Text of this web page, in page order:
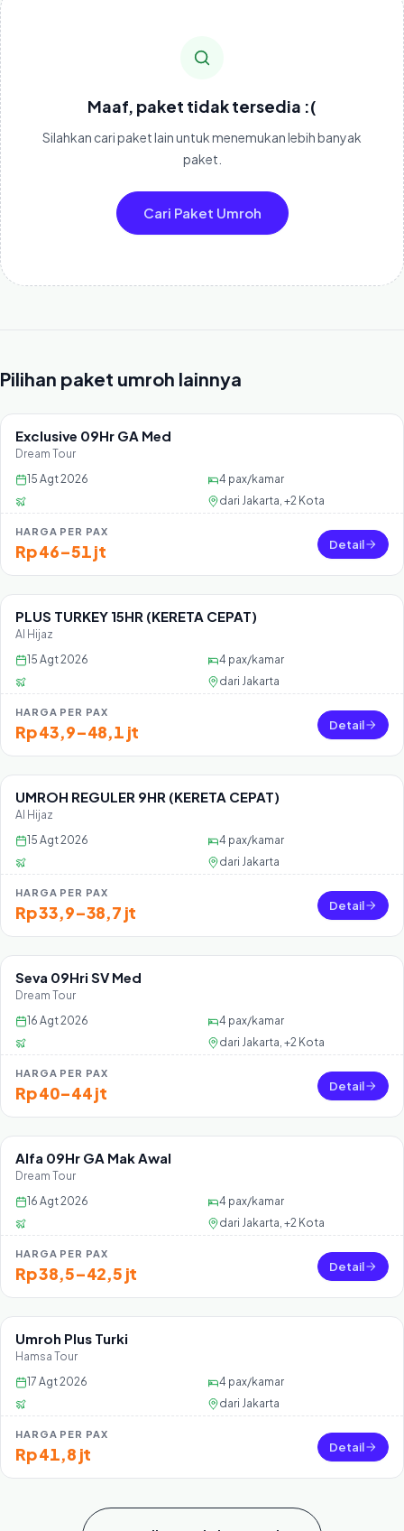
Maaf, paket tidak tersedia :(
Silahkan cari paket lain untuk menemukan lebih banyak
paket.
Cari Paket Umroh
Pilihan paket umroh lainnya
Sisa 36 seat
Exclusive 09Hr GA Med
Dream Tour
15 Agt 2026
4 pax/kamar
dari Jakarta, +2 Kota
HARGA PER PAX
Rp 46–51 jt Detail
Sisa 13 seat
PLUS TURKEY 15HR (KERETA CEPAT)
Al Hijaz
15 Agt 2026
4 pax/kamar
dari Jakarta
HARGA PER PAX
Rp 43,9–48,1 jt Detail
Sisa 1 seat
UMROH REGULER 9HR (KERETA CEPAT)
Al Hijaz
15 Agt 2026
4 pax/kamar
dari Jakarta
HARGA PER PAX
Rp 33,9–38,7 jt Detail
Sisa 36 seat
Seva 09Hri SV Med
Dream Tour
16 Agt 2026
4 pax/kamar
dari Jakarta, +2 Kota
HARGA PER PAX
Rp 40–44 jt Detail
Sisa 36 seat
Alfa 09Hr GA Mak Awal
Dream Tour
16 Agt 2026
4 pax/kamar
dari Jakarta, +2 Kota
HARGA PER PAX
Rp 38,5–42,5 jt Detail
Sisa 30 seat
Umroh Plus Turki
Hamsa Tour
17 Agt 2026
4 pax/kamar
dari Jakarta
HARGA PER PAX
Rp 41,8 jt Detail